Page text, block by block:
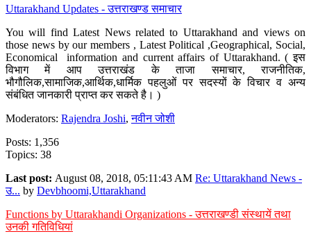
Uttarakhand Updates - उत्तराखण्ड समाचार
You will find Latest News related to Uttarakhand and views on
those news by our members , Latest Political ,Geographical, Social,
Economical information and current affairs of Uttarakhand. ( इस
विभाग में आप उत्तराखंड के ताजा समाचार, राजनीतिक,
भौगौलिक,सामाजिक,आर्थिक,धार्मिक पहलुओं पर सदस्यों के विचार व अन्य
संबंधित जानकारी प्राप्त कर सकते है। )
Moderators: Rajendra Joshi,नवीन जोशी
Posts: 1,356
Topics: 38
Last post: August 08, 2018, 05:11:43 AM Re: Uttarakhand News -
उ... by Devbhoomi,Uttarakhand
Functions by Uttarakhandi Organizations - उत्तराखण्डी संस्थायें तथा
उनकी गतिविधियां